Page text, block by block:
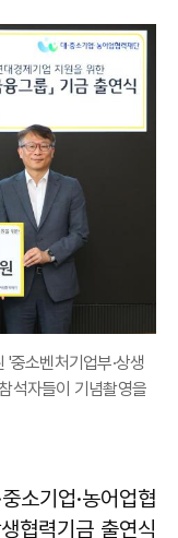
중소벤처기업부·상생
석자들이 기념촬영을
소기업·농어업협
협력기금 출연식